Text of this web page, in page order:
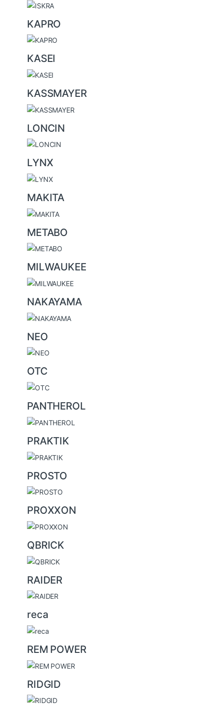
KAPRO
KASEI
KASSMAYER
LONCIN
LYNX
MAKITA
METABO
MILWAUKEE
NAKAYAMA
NEO
OTC
PANTHEROL
PRAKTIK
PROSTO
PROXXON
QBRICK
RAIDER
reca
REM POWER
RIDGID